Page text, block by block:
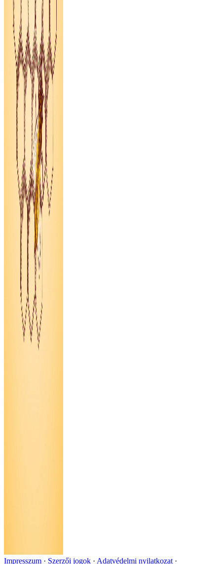
Impresszum Szerzői jogok Adatvédelmi nyilatkozat